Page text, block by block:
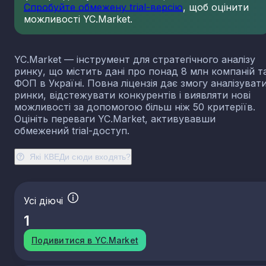
Які КВЕДи сюди входять?
Спробуйте обмежену trial-версію, щоб оцінити
можливості YC.Market.
YC.Market — інструмент для стратегічного аналізу
ринку, що містить дані про понад 8 млн компаній
ФОП в Україні. Повна ліцензія дає змогу
ринки, відстежувати конкурентів і виявляти нові
можливості за допомогою більш ніж 50 критеріїв.
Оцініть переваги YC.Market, активувавши
обмежений trial-доступ.
Усі діючі
1
Подивитися в YC.Market
23.13 Виробництво порожнистого скла
23.14 Виробництво скловолокна
23.20 Виробництво вогнетривких виробів
23.31 Виробництво керамічних плиток і плит
23.32 Виробництво цегли, черепиці та інших
виробів із випаленої глини
Виробництво господарських і декоративних
керамічних виробів
23.42 Виробництво керамічних санітарно-технічних
виробів
23.44 Виробництво інших керамічних виробів
23.49 Виробництво інших керамічних виробів
23.51 Виробництво цементу